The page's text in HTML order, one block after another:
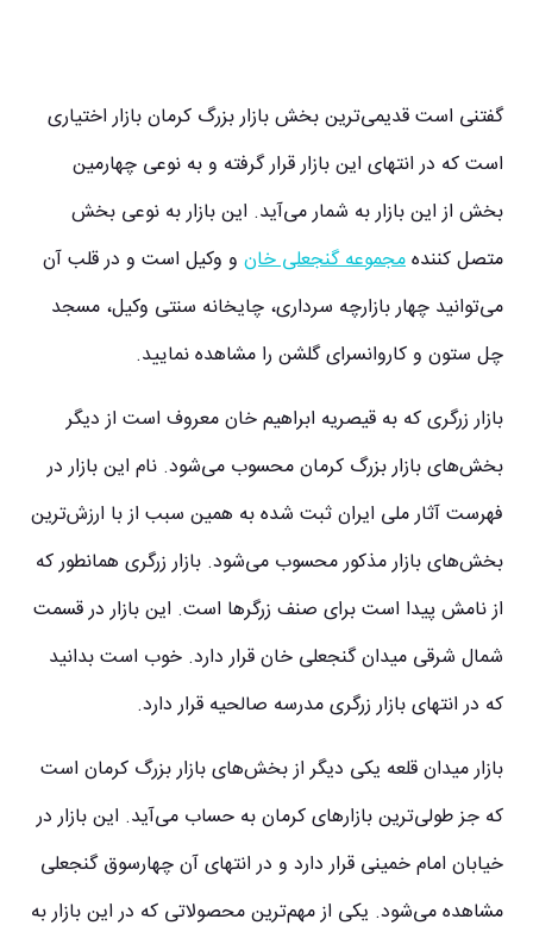
گفتنی است قدیمیترین بخش بازار بزرگ کرمان بازار اختیاری
است که در انتهای این بازار قرار گرفته و به نوعی چهارمین
بخش از این بازار به شمار میآید. این بازار به نوعی بخش
متصل کنندهمجموعه گنجعلی خان و وکیل است و در قلب آن
میتوانید چهار بازارچه سرداری، چایخانه سنتی وکیل، مسجد
چل ستون و کاروانسرای گلشن را مشاهده نمایید.
بازار زرگری که به قیصریه ابراهیم خان معروف است از دیگر
بخشهای بازار بزرگ کرمان محسوب میشود. نام این بازار در
فهرست آثار ملی ایران ثبت شده به همین سبب از با ارزشترین
بخشهای بازار مذکور محسوب میشود. بازار زرگری همانطور که
از نامش پیدا است برای صنف زرگرها است. این بازار در قسمت
شمال شرقی میدان گنجعلی خان قرار دارد. خوب است بدانید
که در انتهای بازار زرگری مدرسه صالحیه قرار دارد.
بازار میدان قلعه یکی دیگر از بخشهای بازار بزرگ کرمان است
که جز طولیترین بازارهای کرمان به حساب میآید. این بازار در
خیابان امام خمینی قرار دارد و در انتهای آن چهارسوق گنجعلی
مشاهده میشود. یکی از مهم‌ترین محصولاتی که در این بازار به